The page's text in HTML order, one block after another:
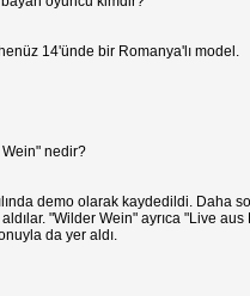
14'ünde bir Romanya'lı model.
nedir?
demo olarak kaydedildi. Daha
"Wilder Wein" ayrıca "Live aus
da yer aldı.